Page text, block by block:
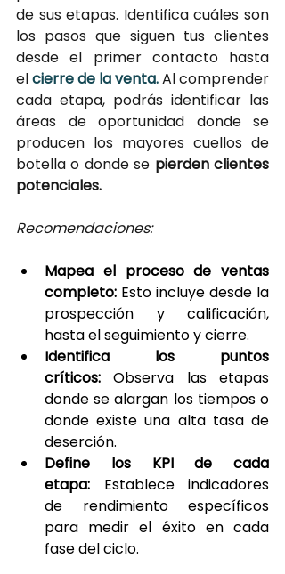
de sus etapas. Identifica cuáles son
los pasos que siguen tus clientes
desde el primer contacto hasta
el cierre de la venta.Al comprender
cada etapa, podrás identificar las
áreas de oportunidad donde se
producen los mayores cuellos de
botella o donde se pierden clientes
potenciales.
Recomendaciones:
Mapea el proceso de ventas
completo: Esto incluye desde la
prospección y calificación,
hasta el seguimiento y cierre.
Identifica los puntos
críticos: Observa las etapas
donde se alargan los tiempos o
donde existe una alta tasa de
deserción.
Define los KPI de cada
etapa: Establece indicadores
de rendimiento específicos
para medir el éxito en cada
fase del ciclo.